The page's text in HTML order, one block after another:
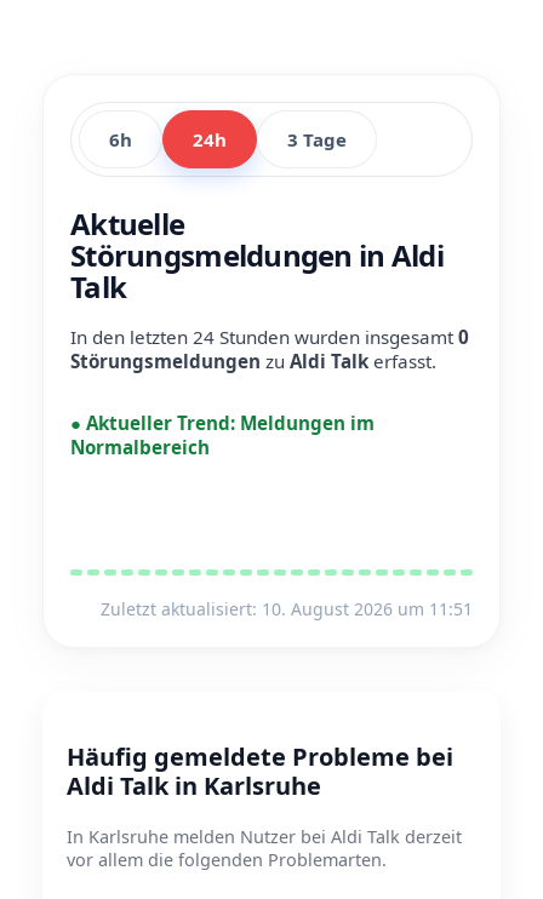
6h 24h 3 Tage
Aktuelle
Störungsmeldungen in Aldi
Talk
In den letzten 24 Stunden wurden insgesamt0
Störungsmeldungen zu Aldi Talkerfasst.
● Aktueller Trend: Meldungen im
Normalbereich
Zuletzt aktualisiert: 10. August 2026 um 11:51
Häufig gemeldete Probleme bei
Aldi Talk in Karlsruhe
In Karlsruhe melden Nutzer bei Aldi Talk derzeit
vor allem die folgenden Problemarten.